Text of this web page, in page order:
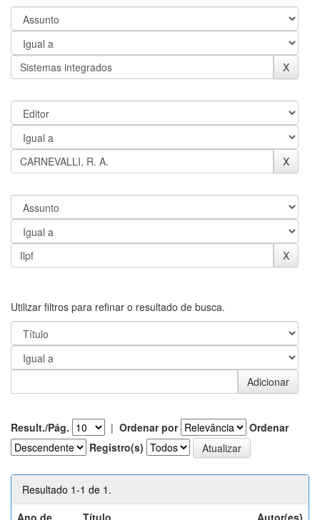
Utilizar filtros para refinar o resultado de busca.
Result./Pág. | Ordenar por
Ordenar
Registro(s)
Resultado 1-1 de 1.
Ano de
Título Autor(es)